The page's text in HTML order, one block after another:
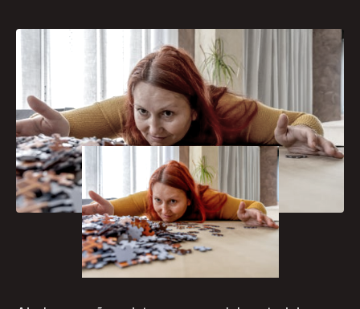
[caption id="attachment_1259"
align="aligncenter" width="300"]